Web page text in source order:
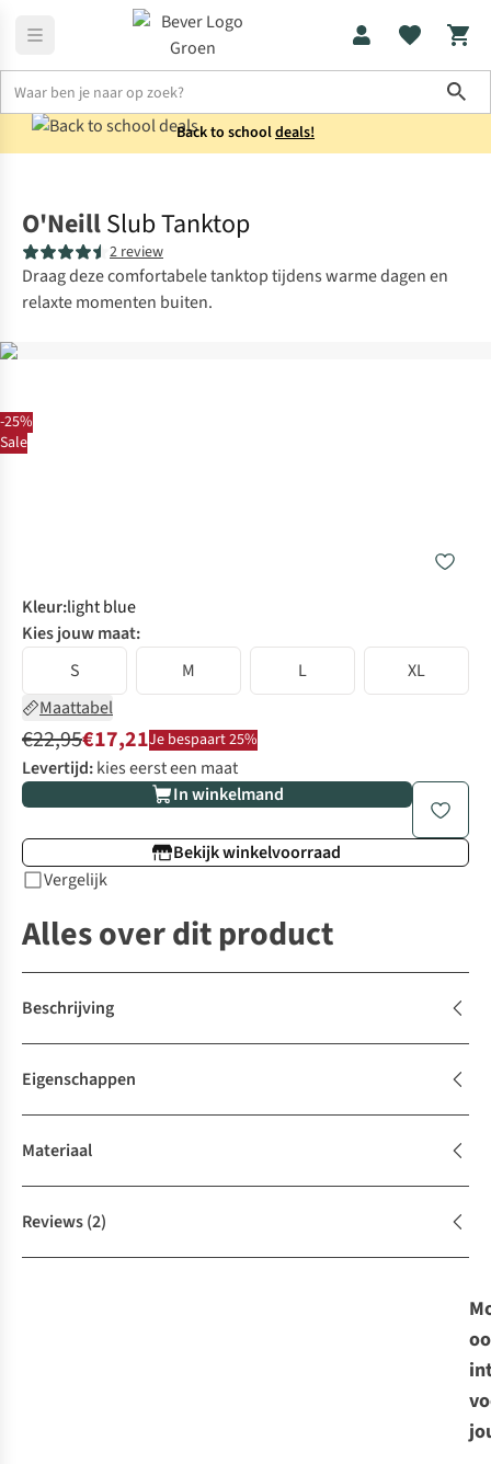
Back to schooldeals!
-25%
Sale
O'NeillSlub Tanktop
2 review
Draag deze comfortabele tanktop tijdens warme dagen en
relaxte momenten buiten.
Kleur:light blue
Kies jouw maat:
S
M L
XL
Maattabel
€22,95€17,21Je bespaart 25%
Levertijd:kies eerst een maat
In winkelmand
Bekijk winkelvoorraad
Vergelijk
Alles over dit product
Beschrijving
Eigenschappen
Materiaal
Reviews(2)